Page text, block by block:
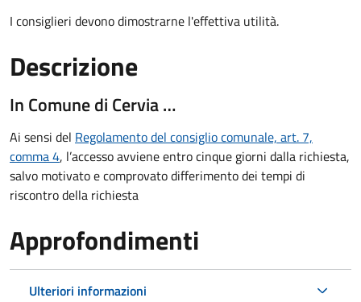
I consiglieri devono dimostrarne l'effettiva utilità.
Descrizione
In Comune di Cervia …
Ai sensi del Regolamento del consiglio comunale, art. 7,
comma 4, l’accesso avviene entro cinque giorni dalla richiesta,
salvo motivato e comprovato differimento dei tempi di
riscontro della richiesta
Approfondimenti
Ulteriori informazioni